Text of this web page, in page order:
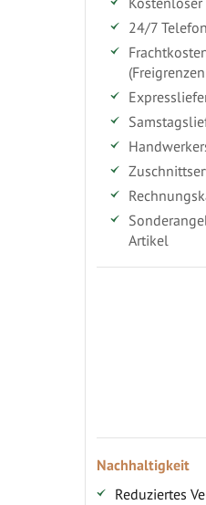
24/7
Artikel
Nachhaltigkeit
Reduziertes